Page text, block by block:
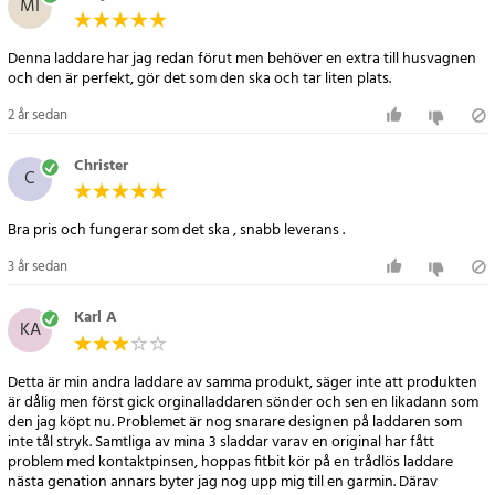
MI
Denna laddare har jag redan förut men behöver en extra till husvagnen
och den är perfekt, gör det som den ska och tar liten plats.
2 år sedan
C Christer
Bra pris och fungerar som det ska , snabb leverans .
3 år sedan
KA Karl A
Detta är min andra laddare av samma produkt, säger inte att produkten
är dålig men först gick orginalladdaren sönder och sen en likadann som
den jag köpt nu. Problemet är nog snarare designen på laddaren som
inte tål stryk. Samtliga av mina 3 sladdar varav en original har fått
problem med kontaktpinsen, hoppas fitbit kör på en trådlös laddare
nästa genation annars byter jag nog upp mig till en garmin. Därav